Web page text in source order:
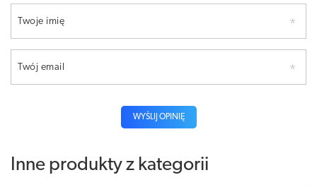
Twoje imię
Twój email
WYŚLIJ OPINIĘ
Inne produkty z kategorii